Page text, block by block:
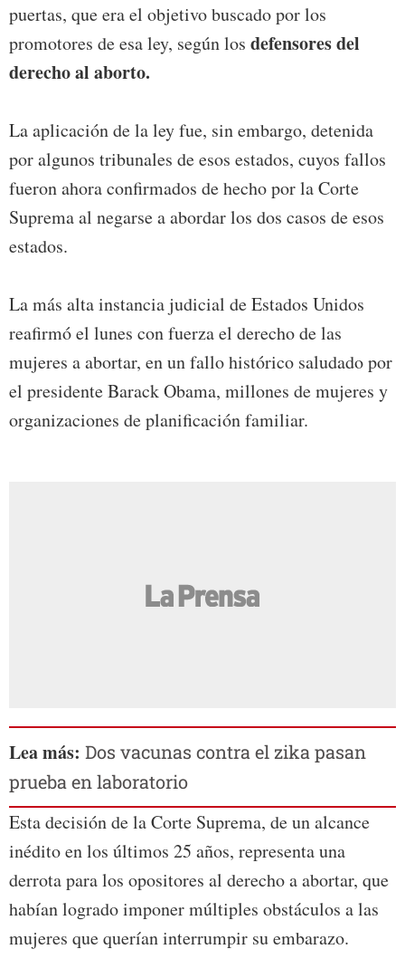
puertas, que era el objetivo buscado por los
promotores de esa ley, según los defensores del
derecho al aborto.
La aplicación de la ley fue, sin embargo, detenida
por algunos tribunales de esos estados, cuyos fallos
fueron ahora confirmados de hecho por la Corte
Suprema al negarse a abordar los dos casos de esos
estados.
La más alta instancia judicial de Estados Unidos
reafirmó el lunes con fuerza el derecho de las
mujeres a abortar, en un fallo histórico saludado por
el presidente Barack Obama, millones de mujeres y
organizaciones de planificación familiar.
Lea más: Dos vacunas contra el zika pasan
prueba en laboratorio
Esta decisión de la Corte Suprema, de un alcance
inédito en los últimos 25 años, representa una
derrota para los opositores al derecho a abortar, que
habían logrado imponer múltiples obstáculos a las
mujeres que querían interrumpir su embarazo.